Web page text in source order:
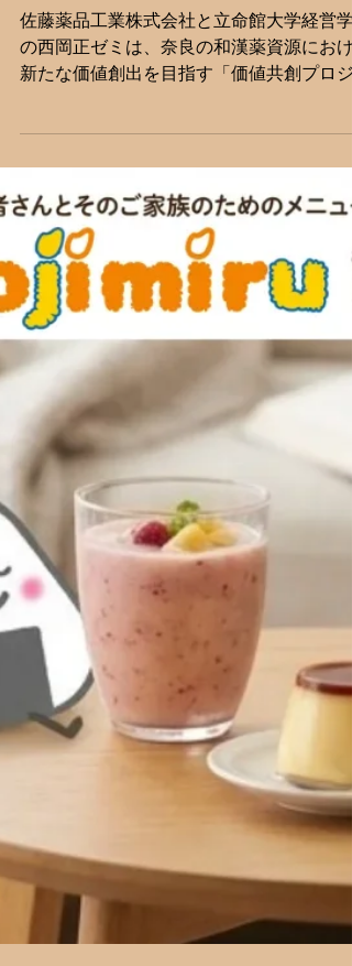
佐藤薬品工業×立命館大
学がタッグ！学生の柔軟
佐藤薬品工業株式会社と立命館大学経営学
の西岡正ゼミは、奈良の和漢薬資源におけ
新たな価値創出を目指す「価値共創プロジ
クト」を開始した。